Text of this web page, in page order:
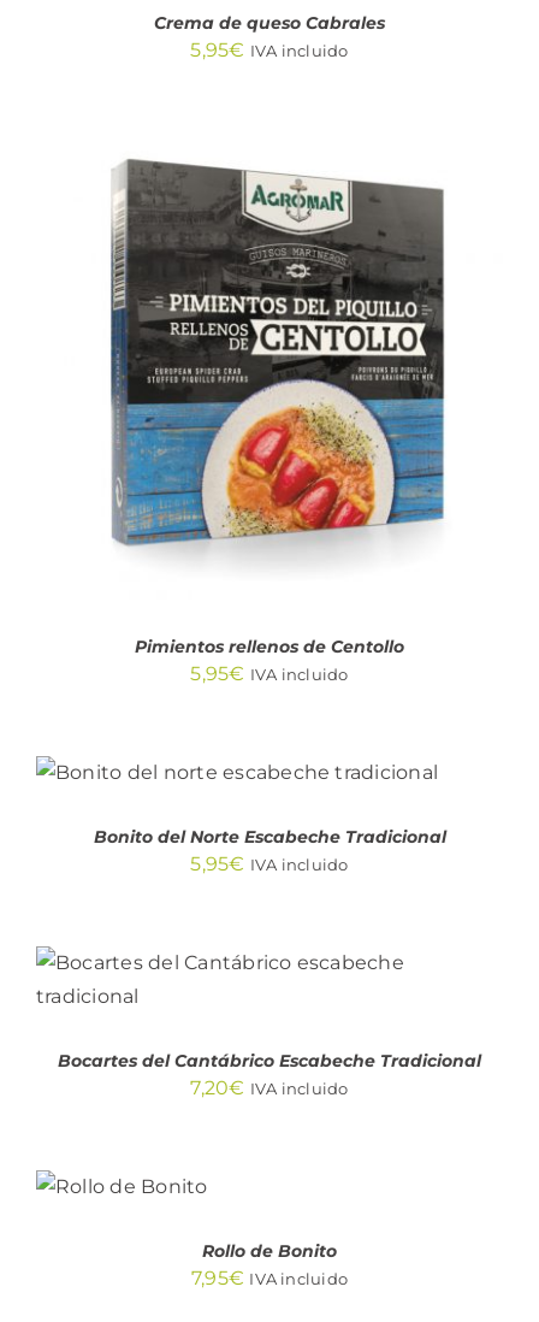
Crema de queso Cabrales
5,95€ IVA incluido
AÑADIR AL CARRITO
/
DETALLES
Pimientos rellenos de Centollo
5,95€ IVA incluido
AÑADIR AL CARRITO
/
Bonito del Norte Escabeche Tradicional
5,95€ IVA incluido
AÑADIR AL CARRITO
/
DETALLES
Bocartes del Cantábrico Escabeche Tradicional
7,20€ IVA incluido
CARRITO
Rollo de Bonito
7,95€ IVA incluido